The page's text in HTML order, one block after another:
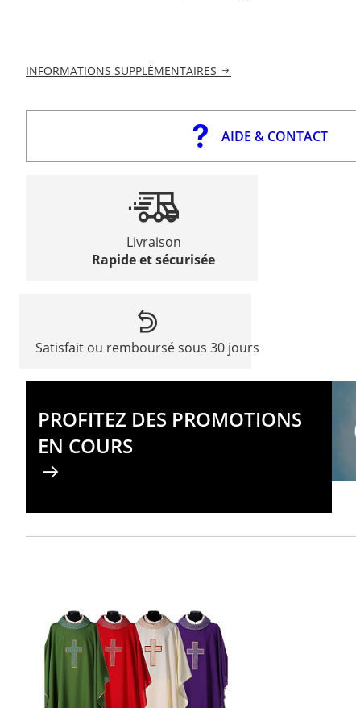
INFORMATIONS SUPPLÉMENTAIRES
AIDE & CONTACT
Livraison
Rapide et sécurisée
Satisfait ou remboursé sous 30 jours
PROFITEZ DES PROMOTIONS
EN COURS